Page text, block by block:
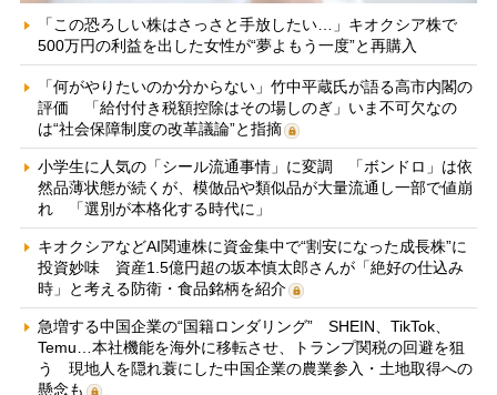
「この恐ろしい株はさっさと手放したい…」キオクシア株で
500万円の利益を出した女性が“夢よもう一度”と再購入
「何がやりたいのか分からない」竹中平蔵氏が語る高市内閣の
評価 「給付付き税額控除はその場しのぎ」いま不可欠なの
は“社会保障制度の改革議論”と指摘
小学生に人気の「シール流通事情」に変調 「ボンドロ」は依
然品薄状態が続くが、模倣品や類似品が大量流通し一部で値崩
れ 「選別が本格化する時代に」
キオクシアなどAI関連株に資金集中で“割安になった成長株”に
投資妙味 資産1.5億円超の坂本慎太郎さんが「絶好の仕込み
時」と考える防衛・食品銘柄を紹介
急増する中国企業の“国籍ロンダリング” SHEIN、TikTok、
Temu…本社機能を海外に移転させ、トランプ関税の回避を狙
う 現地人を隠れ蓑にした中国企業の農業参入・土地取得への
懸念も